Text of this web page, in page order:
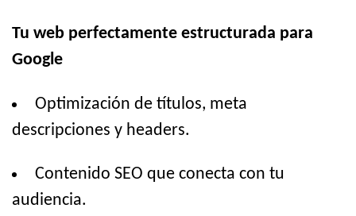
Tu web perfectamente estructurada para
Google
Optimización de títulos, meta
descripciones y headers.
Contenido SEO que conecta con tu
audiencia.